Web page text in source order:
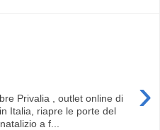
›
Privalia , outlet online di
Italia, riapre le porte del
a f...